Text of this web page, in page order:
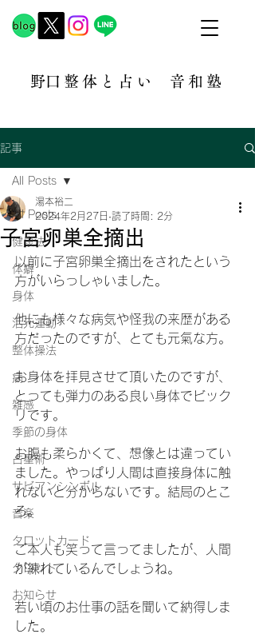
​野口整体と占い 音和塾​
記事
All Posts
健康法
体癖
身体
活元運動
整体操法
病
雑感
季節の身体
占星術
サビアンシンボル
音楽
タロットカード
タロット
お知らせ
All Posts
子宮卵巣全摘出
湯本裕二
2024年2月27日 読了時間: 2分
以前に子宮卵巣全摘出をされたという
方がいらっしゃいました。
他にも様々な病気や怪我の来歴がある
方だったのですが、とても元氣な方。
お身体を拝見させて頂いたのですが、
とっても弾力のある良い身体でビック
リです。
お腹も柔らかくて、想像とは違ってい
ました。やっぱり人間は直接身体に触
れないと分からないです。結局のとこ
ろ。
ご本人も笑って言ってましたが、人間
が練れているんでしょうね。
若い頃のお仕事の話を聞いて納得しま
した。